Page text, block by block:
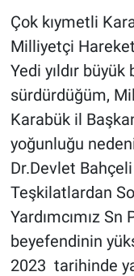
Çok kıymetli
Milliyetçi
Yedi yıldır
sürdürdüğüm,
Karabük il
yoğunluğu
Dr.Devlet
Teşkilatlardan
Yardımcımız
beyefendinin
2023 tarihinde